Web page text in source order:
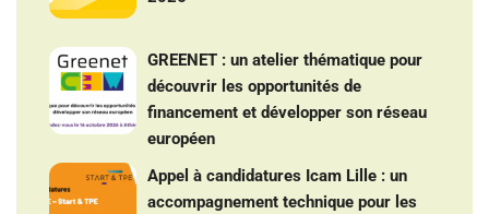
GREENET : un atelier thématique pour
découvrir les opportunités de
financement et développer son réseau
européen
Appel à candidatures Icam Lille : un
accompagnement technique pour les